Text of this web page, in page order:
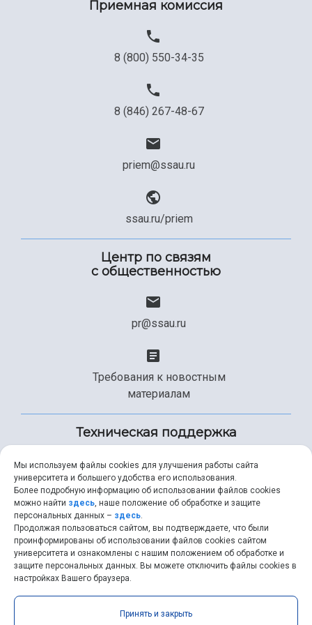
Официальные документы
Приемная комиссия
8 (800) 550-34-35
8 (846) 267-48-67
priem@ssau.ru
ssau.ru/priem
Центр по связям
с общественностью
pr@ssau.ru
Требования к новостным
материалам
Техническая поддержка
+7 (846) 267-49-99
help@ssau.ru
Самарский университет © 2026 |ssau.ru
Мы используем файлы cookies для улучшения работы сайта
университета и большего удобства его использования.
Более подробную информацию об использовании файлов cookies
можно найти здесь, наше положение об обработке и защите
персональных данных – здесь.
Продолжая пользоваться сайтом, вы подтверждаете, что были
проинформированы об использовании файлов cookies сайтом
университета и ознакомлены с нашим положением об обработке и
защите персональных данных. Вы можете отключить файлы cookies в
настройках Вашего браузера.
Принять и закрыть